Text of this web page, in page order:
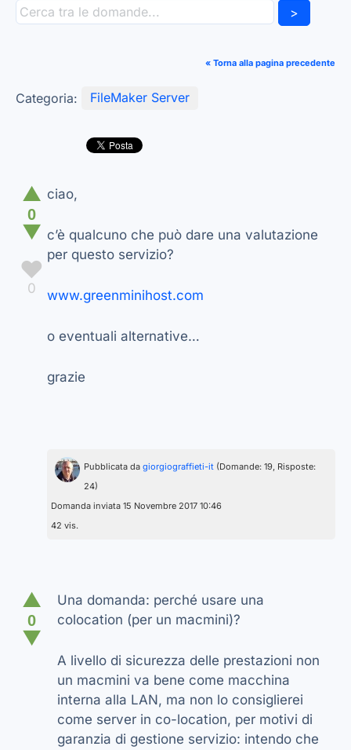
>
« Torna alla pagina precedente
Categoria: FileMaker Server
▲
0
▼
♥
0
ciao,
c’è qualcuno che può dare una valutazione
per questo servizio?
www.greenminihost.com
o eventuali alternative…
grazie
Pubblicata da giorgiograffieti-it (Domande: 19, Risposte:
24)
Domanda inviata 15 Novembre 2017 10:46
42 vis.
▲
0
▼
Una domanda: perché usare una
colocation (per un macmini)?
A livello di sicurezza delle prestazioni non
un macmini va bene come macchina
interna alla LAN, ma non lo consiglierei
come server in co-location, per motivi di
garanzia di gestione servizio: intendo che